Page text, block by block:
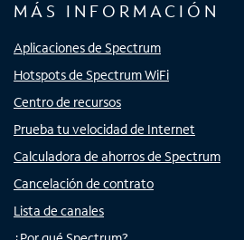
MÁS INFORMACIÓN
Aplicaciones de Spectrum
Hotspots de Spectrum WiFi
Centro de recursos
Prueba tu velocidad de Internet
Calculadora de ahorros de Spectrum
Cancelación de contrato
Lista de canales